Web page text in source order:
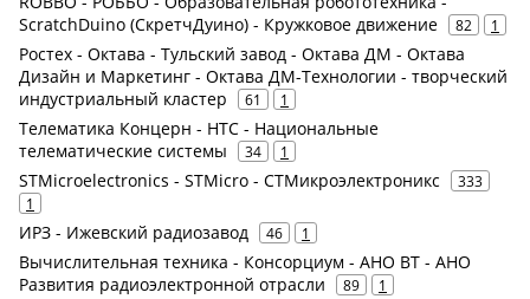
ScratchDuino (СкретчДуино) - Кружковое движение
82 1
Ростех - Октава - Тульский завод - Октава ДМ - Октава
Дизайн и Маркетинг - Октава ДМ-Технологии - творческий
индустриальный кластер
61 1
Телематика Концерн - НТС - Национальные
телематические системы
34 1
STMicroelectronics - STMicro - СТМикроэлектроникс
333
1
ИРЗ - Ижевский радиозавод 46 1
Вычислительная техника - Консорциум - АНО ВТ - АНО
Развития радиоэлектронной отрасли
89 1